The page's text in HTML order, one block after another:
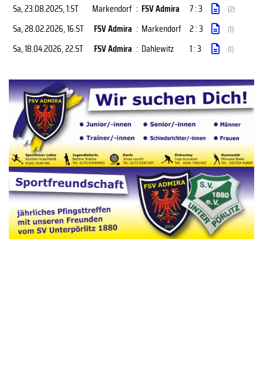
Sa, 23.08.2025, 1.ST Markendorf : FSV Admira 7 : 3 (2)
Sa, 28.02.2026, 16.ST FSV Admira : Markendorf 2 : 3 (1)
Sa, 18.04.2026, 22.ST FSV Admira : Dahlewitz 1 : 3 (1)